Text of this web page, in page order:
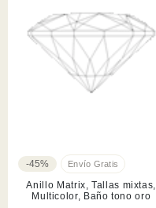
-45%
Anillo Matrix, Tallas mixtas,
Multicolor, Baño tono oro